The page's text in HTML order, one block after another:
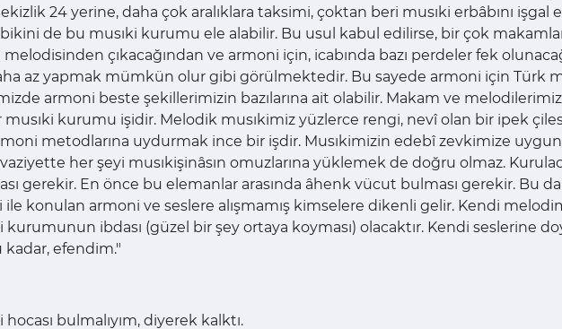
24 yerine, daha çok aralıklara taksimi, çoktan beri musıki erbâbını işgal
de bu musıki kurumu ele alabilir. Bu usul kabul edilirse, bir çok
çıkacağından ve armoni için, icabında bazı perdeler fek
az yapmak mümkün olur gibi görülmektedir. Bu sayede armoni için Türk
armoni beste şekillerimizin bazılarına ait olabilir. Makam ve
musıki kurumu işidir. Melodik musıkimiz yüzlerce rengi, nevî olan bir ipek
metodlarına uydurmak ince bir işdir. Musıkimizin edebî zevkimize
her şeyi musıkişinâsın omuzlarına yüklemek de doğru olmaz.
gerekir. En önce bu elemanlar arasında âhenk vücut bulması gerekir. Bu
konulan armoni ve seslere alışmamış kimselere dikenli gelir. Kendi
kurumunun ibdası (güzel bir şey ortaya koyması) olacaktır. Kendi seslerine
efendim."
bulmalıyım, diyerek kalktı.